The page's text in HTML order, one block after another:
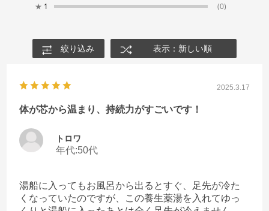
★ 1 (0)
絞り込み 表示：新しい順
2025.3.17
体が芯から温まり、持続力がすごいです！
トロワ
年代:50代
湯船に入ってもお風呂から出るとすぐ、足先が冷た
くなっていたのですが、この養生薬湯を入れてゆっ